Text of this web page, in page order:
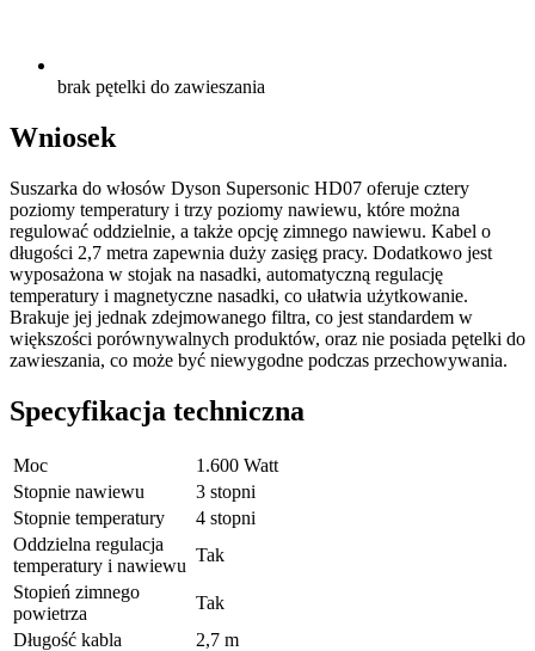
brak pętelki do zawieszania
Wniosek
Suszarka do włosów Dyson Supersonic HD07 oferuje cztery
poziomy temperatury i trzy poziomy nawiewu, które można
regulować oddzielnie, a także opcję zimnego nawiewu. Kabel o
długości 2,7 metra zapewnia duży zasięg pracy. Dodatkowo jest
wyposażona w stojak na nasadki, automatyczną regulację
temperatury i magnetyczne nasadki, co ułatwia użytkowanie.
Brakuje jej jednak zdejmowanego filtra, co jest standardem w
większości porównywalnych produktów, oraz nie posiada pętelki do
zawieszania, co może być niewygodne podczas przechowywania.
Specyfikacja techniczna
Moc
1.600 Watt
Stopnie nawiewu
3 stopni
Stopnie temperatury
4 stopni
Oddzielna regulacja
temperatury i nawiewu
Tak
Stopień zimnego
powietrza
Tak
Długość kabla
2,7 m